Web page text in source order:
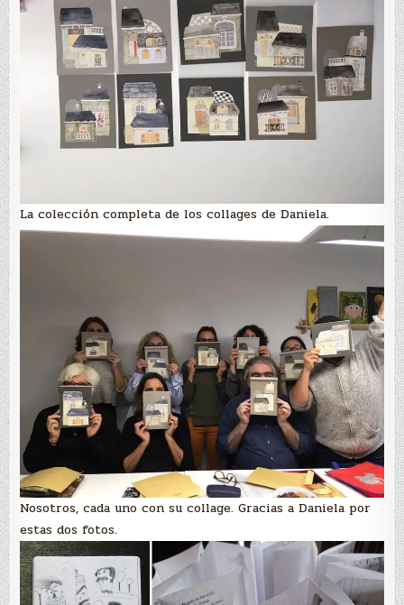
La colección completa de los collages de Daniela.
Nosotros, cada uno con su collage. Gracias a Daniela por
estas dos fotos.